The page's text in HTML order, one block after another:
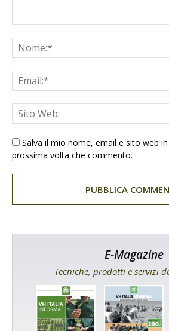
Salva il mio nome, email e sito web
prossima volta che commento.
E-Magazine
Tecniche, prodotti e servizi